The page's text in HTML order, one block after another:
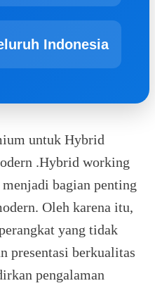
Indonesia
untuk Hybrid
.Hybrid working
bagian penting
Oleh karena itu,
yang tidak
presentasi berkualitas
pengalaman